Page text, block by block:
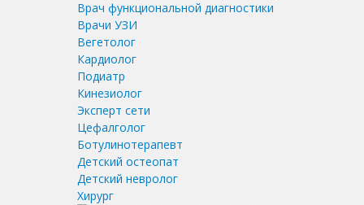
Врач функциональной диагностики
Врачи УЗИ
Вегетолог
Кардиолог
Подиатр
Кинезиолог
Эксперт сети
Цефалголог
Ботулинотерапевт
Детский остеопат
Детский невролог
Хирург